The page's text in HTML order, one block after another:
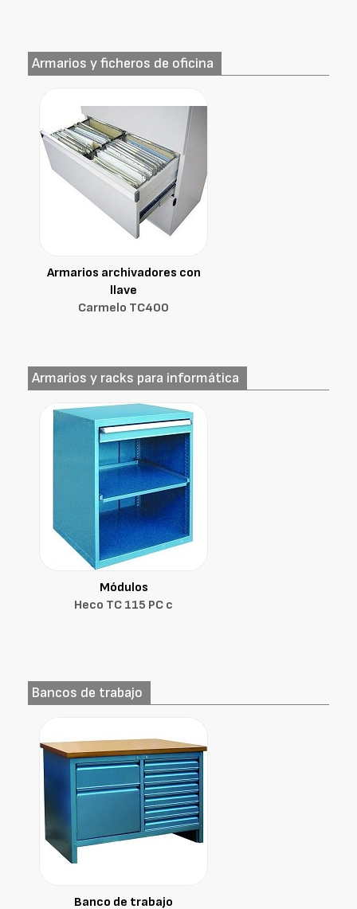
Armarios y ficheros de oficina
Armarios archivadores con
llave
Carmelo TC400
Armarios y racks para informática
Módulos
Heco TC 115 PC c
Bancos de trabajo
Banco de trabajo